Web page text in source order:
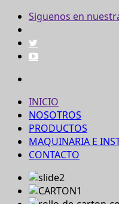
Siguenos en
INICIO
NOSOTROS
PRODUCTOS
MAQUINARIA E
CONTACTO